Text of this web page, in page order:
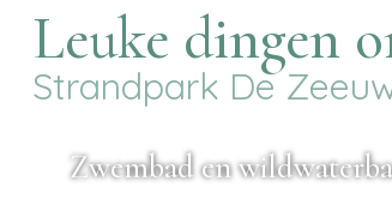
Leuke dingen
Strandpark De
Zwembad en